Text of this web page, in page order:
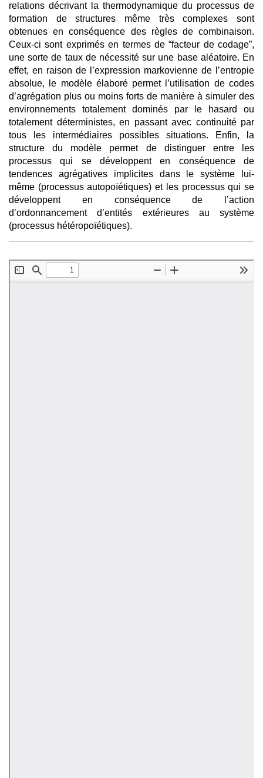
relations décrivant la thermodynamique du processus de
formation de structures même très complexes sont
obtenues en conséquence des règles de combinaison.
Ceux-ci sont exprimés en termes de “facteur de codage”,
une sorte de taux de nécessité sur une base aléatoire. En
effet, en raison de l’expression markovienne de l’entropie
absolue, le modèle élaboré permet l’utilisation de codes
d’agrégation plus ou moins forts de manière à simuler des
environnements totalement dominés par le hasard ou
totalement déterministes, en passant avec continuité par
tous les intermédiaires possibles situations. Enfin, la
structure du modèle permet de distinguer entre les
processus qui se développent en conséquence de
tendences agrégatives implicites dans le système lui-
même (processus autopoïétiques) et les processus qui se
développent en conséquence de l’action
d’ordonnancement d’entités extérieures au système
(processus hétéropoïétiques).